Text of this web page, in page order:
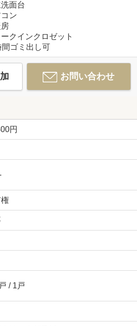
面台
ン
クインクロゼット
間ゴミ出し可
お問い合わせ
円
/ 1戸